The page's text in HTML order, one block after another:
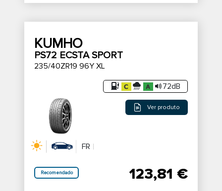
KUMHO
PS72 ECSTA SPORT
235/40ZR19 96Y XL
72dB
Ver produto
FR
Recomendado 123,81 €